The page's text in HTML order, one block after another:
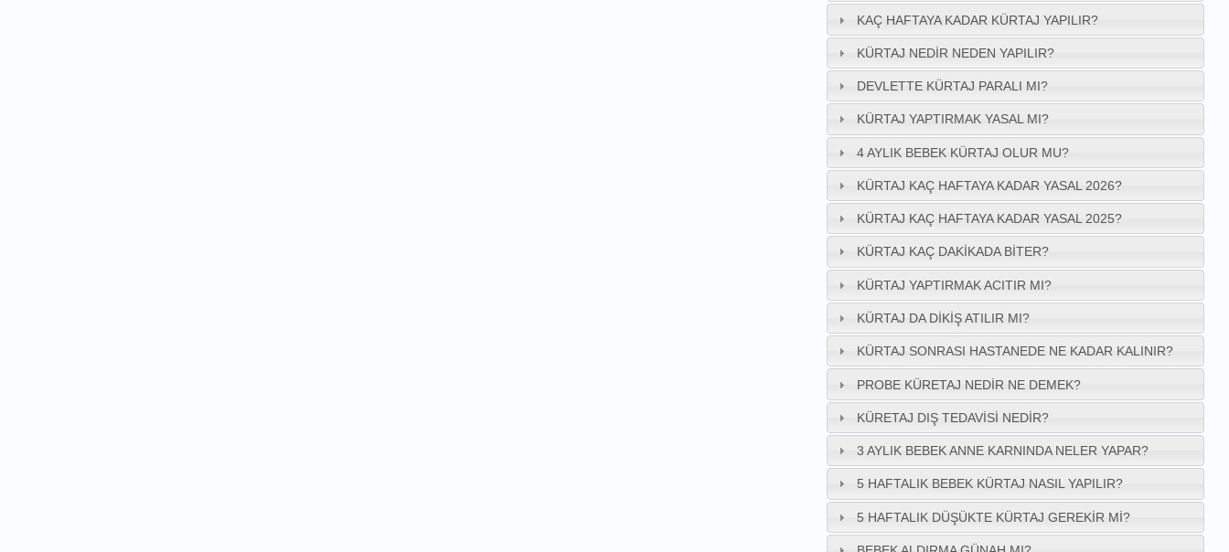
KAÇ HAFTAYA KADAR KÜRTAJ YAPILIR?
KÜRTAJ NEDIR NEDEN YAPILIR?
DEVLETTE KÜRTAJ PARALI MI?
KÜRTAJ YAPTIRMAK YASAL MI?
4 AYLIK BEBEK KÜRTAJ OLUR MU?
KÜRTAJ KAÇ HAFTAYA KADAR YASAL 2026?
KÜRTAJ KAÇ HAFTAYA KADAR YASAL 2025?
KÜRTAJ KAÇ DAKIKADA BITER?
KÜRTAJ YAPTIRMAK ACITIR MI?
KÜRTAJ DA DIKIŞ ATILIR MI?
KÜRTAJ SONRASI HASTANEDE NE KADAR KALINIR?
PROBE KÜRETAJ NEDIR NE DEMEK?
KÜRETAJ DIŞ TEDAVISI NEDIR?
3 AYLIK BEBEK ANNE KARNINDA NELER YAPAR?
5 HAFTALIK BEBEK KÜRTAJ NASIL YAPILIR?
5 HAFTALIK DÜŞÜKTE KÜRTAJ GEREKIR MI?